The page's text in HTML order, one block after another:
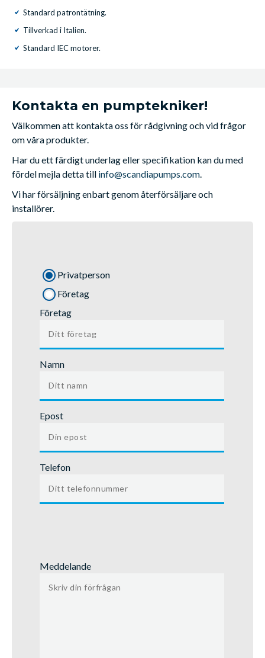
Standard patrontätning.
Tillverkad i Italien.
Standard IEC motorer.
Kontakta en pumptekniker!
Välkommen att kontakta oss för rådgivning och vid frågor
om våra produkter.
Har du ett färdigt underlag eller specifikation kan du med
fördel mejla detta till info@scandiapumps.com.
Vi har försäljning enbart genom återförsäljare och
installörer.
Privatperson
Företag
Företag
Namn
Epost
Telefon
Meddelande